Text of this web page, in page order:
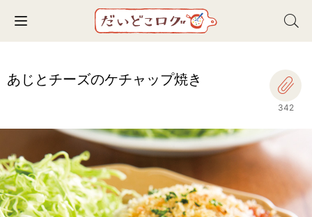
Toggle navigation
あじとチーズのケチャップ焼き
342